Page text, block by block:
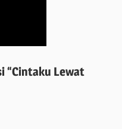
“Cintaku Lewat